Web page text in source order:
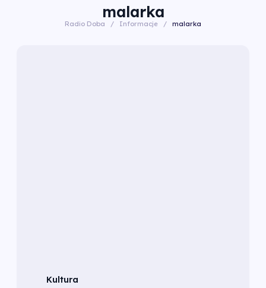
malarka
Radio Doba / Informacje / malarka
Kultura